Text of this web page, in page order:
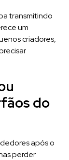
transmitindo
um
criadores,
do
após o
perder